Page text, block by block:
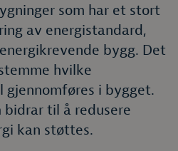
som har et stort
av energistandard,
bygg. Det
hvilke
gjennomføres i bygget.
til å redusere
kan støttes.